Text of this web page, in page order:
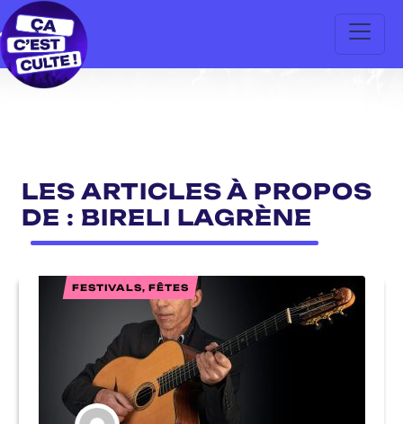
LES ARTICLES À PROPOS
DE : BIRELI LAGRÈNE
FESTIVALS, FÊTES